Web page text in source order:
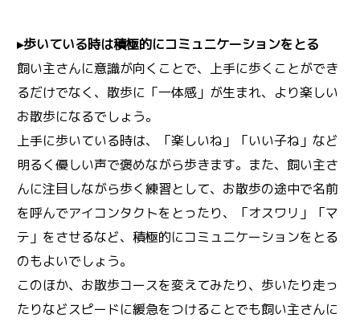
▸歩いている時は積極的にコミュニケーションをとる
飼い主さんに意識が向くことで、上手に歩くことができ
るだけでなく、散歩に「一体感」が生まれ、より楽しい
お散歩になるでしょう。
上手に歩いている時は、「楽しいね」「いい子ね」など
明るく優しい声で褒めながら歩きます。また、飼い主さ
んに注目しながら歩く練習として、お散歩の途中で名前
を呼んでアイコンタクトをとったり、「オスワリ」「マ
テ」をさせるなど、積極的にコミュニケーションをとる
のもよいでしょう。
このほか、お散歩コースを変えてみたり、歩いたり走っ
たりなどスピードに緩急をつけることでも飼い主さんに